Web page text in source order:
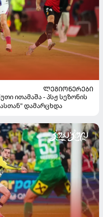
ᲚᲔᲒᲘᲝᲜᲔᲠᲔᲑᲘ
ითამაშა - პსჟ სეზონის
დამარცხდა